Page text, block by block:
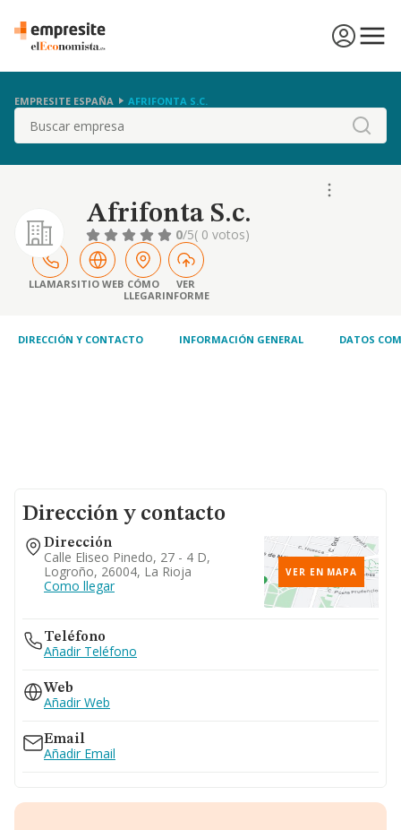
EMPRESITE ESPAÑA AFRIFONTA S.C.
Buscar
Afrifonta S.c.
0/5( 0 votos)
LLAMARSITIO WEB CÓMO
LLEGAR
VER
INFORME
DIRECCIÓN Y CONTACTO INFORMACIÓN GENERAL DATOS
Dirección y contacto
Dirección
Calle Eliseo Pinedo, 27 - 4 D,
Logroño, 26004, La Rioja
Como llegar
VER EN MAPA
Teléfono
Añadir Teléfono
Web
Añadir Web
Email
Añadir Email